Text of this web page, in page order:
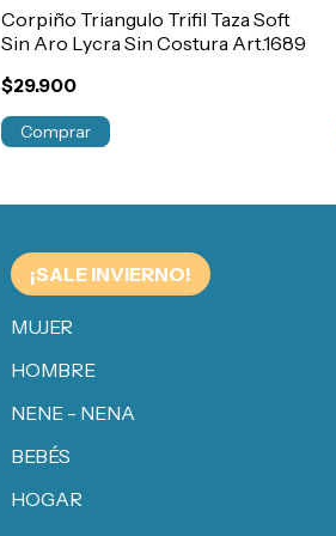
Corpiño Triangulo Trifil Taza Soft
Sin Aro Lycra Sin Costura Art.1689
$29.900
Comprar
¡SALE INVIERNO!
MUJER
HOMBRE
NENE - NENA
BEBÉS
HOGAR